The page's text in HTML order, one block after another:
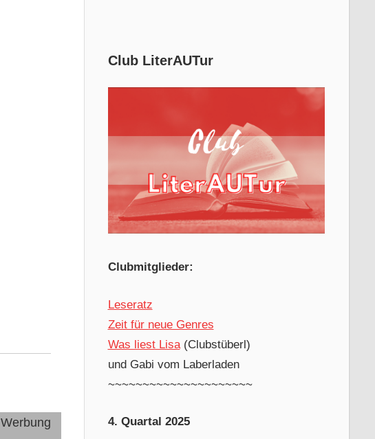
Werbung
Club LiterAUTur
Clubmitglieder:
Leseratz
Zeit für neue Genres
Was liest Lisa(Clubstüberl)
und Gabi vom Laberladen
~~~~~~~~~~~~~~~~~~~~~
4. Quartal 2025